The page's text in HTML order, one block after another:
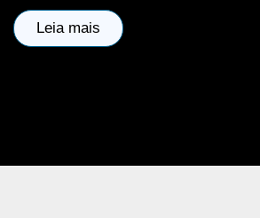
Leia mais